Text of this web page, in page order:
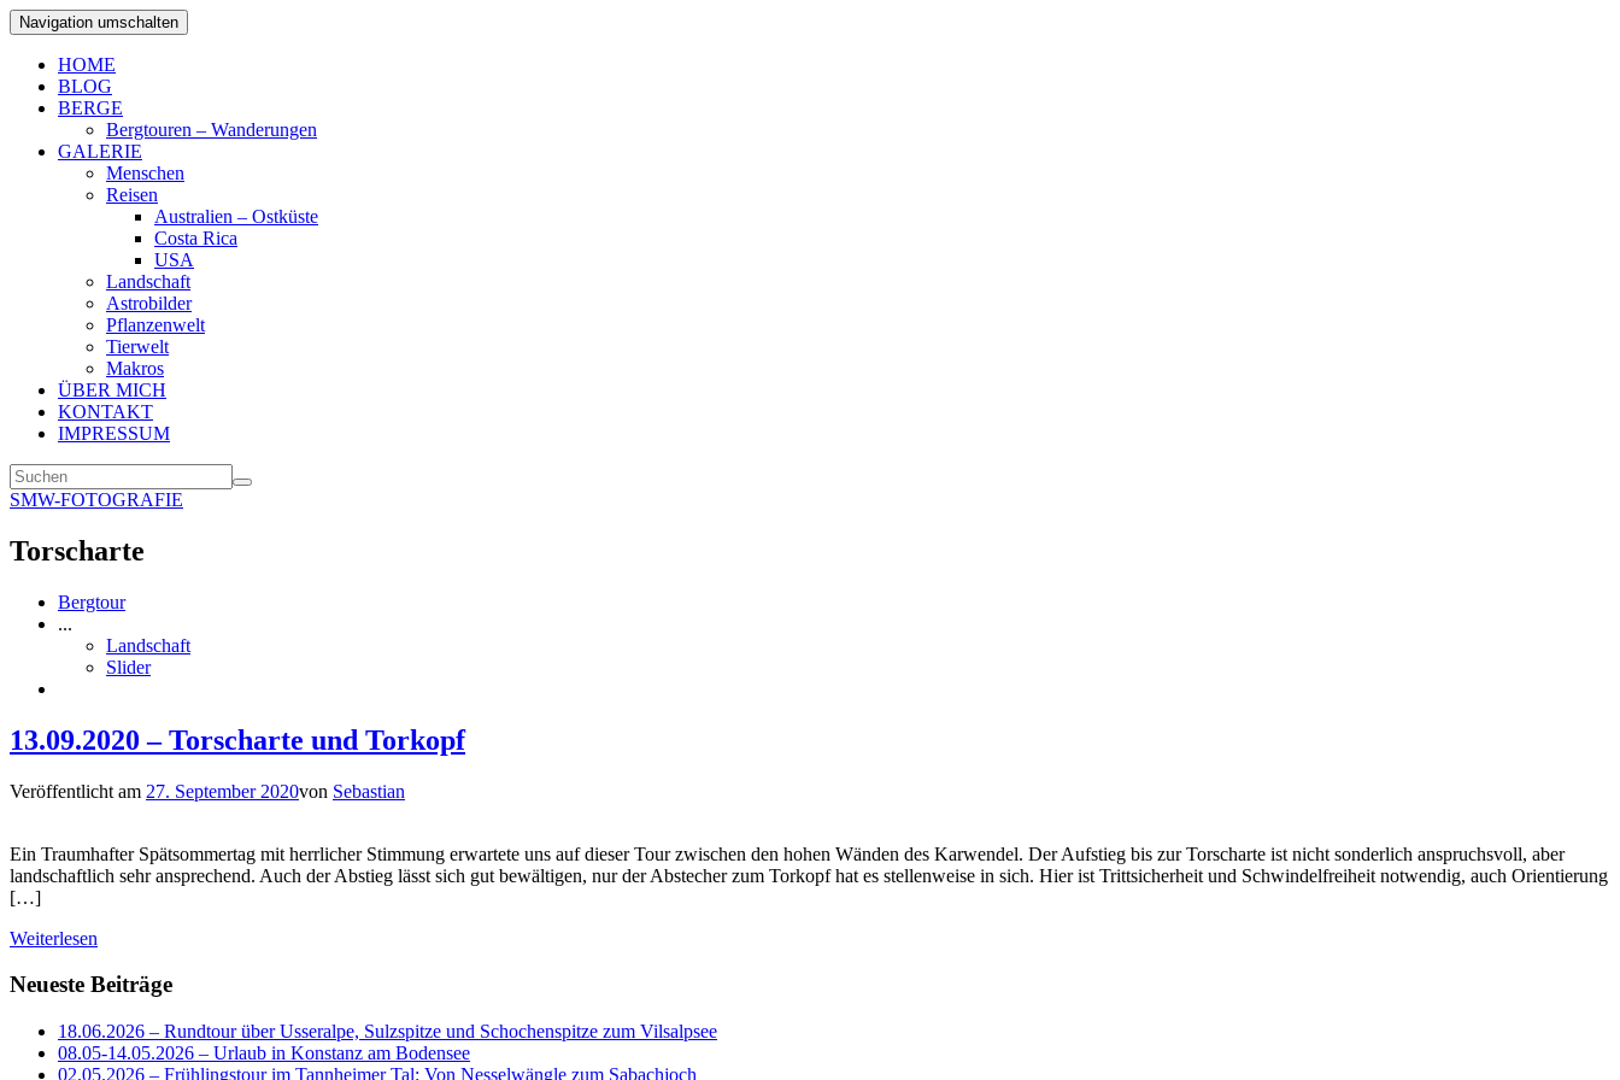
Navigation umschalten
HOME
BLOG
BERGE
Bergtouren – Wanderungen
GALERIE
Menschen
Reisen
Australien – Ostküste
Costa Rica
USA
Landschaft
Astrobilder
Pflanzenwelt
Tierwelt
Makros
ÜBER MICH
KONTAKT
IMPRESSUM
SMW-FOTOGRAFIE
Torscharte
Bergtour
...
Landschaft
Slider
13.09.2020 – Torscharte und Torkopf
Veröffentlicht am 27. September 2020von Sebastian
Ein Traumhafter Spätsommertag mit herrlicher Stimmung erwartete uns auf dieser Tour zwischen den hohen Wänden des Karwendel. Der Aufstieg bis zur Torscharte ist nicht sonderlich anspruchsvoll, aber
landschaftlich sehr ansprechend. Auch der Abstieg lässt sich gut bewältigen, nur der Abstecher zum Torkopf hat es stellenweise in sich. Hier ist Trittsicherheit und Schwindelfreiheit notwendig, auch Orientierung
[…]
Weiterlesen
Neueste Beiträge
18.06.2026 – Rundtour über Usseralpe, Sulzspitze und Schochenspitze zum Vilsalpsee
08.05-14.05.2026 – Urlaub in Konstanz am Bodensee
02.05.2026 – Frühlingstour im Tannheimer Tal: Von Nesselwängle zum Sabachjoch